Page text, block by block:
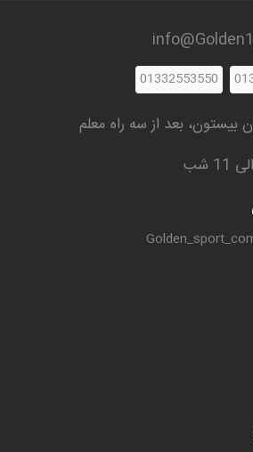
01332553550
بیستون، بعد از سه راه معلم